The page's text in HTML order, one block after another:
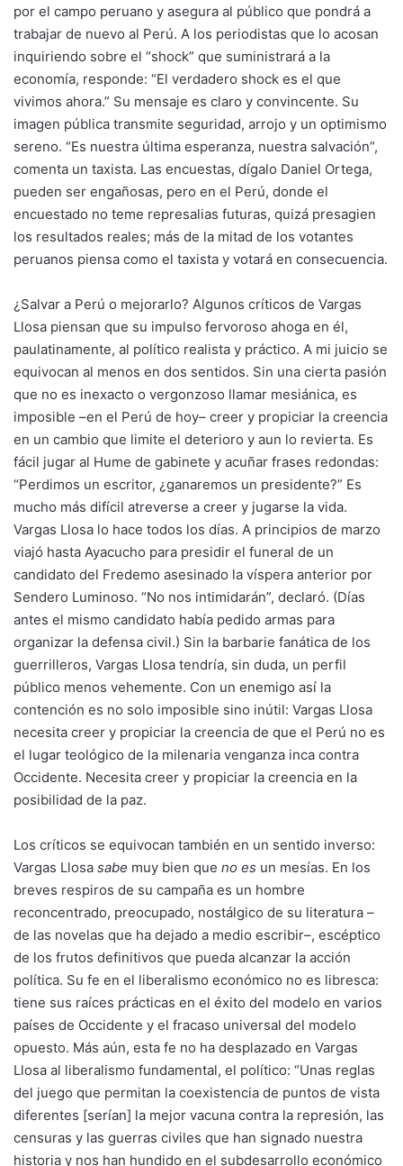
por el campo peruano y asegura al público que pondrá a
trabajar de nuevo al Perú. A los periodistas que lo acosan
inquiriendo sobre el “shock” que suministrará a la
economía, responde: “El verdadero shock es el que
vivimos ahora.” Su mensaje es claro y convincente. Su
imagen pública transmite seguridad, arrojo y un optimismo
sereno. “Es nuestra última esperanza, nuestra salvación”,
comenta un taxista. Las encuestas, dígalo Daniel Ortega,
pueden ser engañosas, pero en el Perú, donde el
encuestado no teme represalias futuras, quizá presagien
los resultados reales; más de la mitad de los votantes
peruanos piensa como el taxista y votará en consecuencia.
¿Salvar a Perú o mejorarlo? Algunos críticos de Vargas
Llosa piensan que su impulso fervoroso ahoga en él,
paulatinamente, al político realista y práctico. A mi juicio se
equivocan al menos en dos sentidos. Sin una cierta pasión
que no es inexacto o vergonzoso llamar mesiánica, es
imposible –en el Perú de hoy– creer y propiciar la creencia
en un cambio que limite el deterioro y aun lo revierta. Es
fácil jugar al Hume de gabinete y acuñar frases redondas:
“Perdimos un escritor, ¿ganaremos un presidente?” Es
mucho más difícil atreverse a creer y jugarse la vida.
Vargas Llosa lo hace todos los días. A principios de marzo
viajó hasta Ayacucho para presidir el funeral de un
candidato del Fredemo asesinado la víspera anterior por
Sendero Luminoso. “No nos intimidarán”, declaró. (Días
antes el mismo candidato había pedido armas para
organizar la defensa civil.) Sin la barbarie fanática de los
guerrilleros, Vargas Llosa tendría, sin duda, un perfil
público menos vehemente. Con un enemigo así la
contención es no solo imposible sino inútil: Vargas Llosa
necesita creer y propiciar la creencia de que el Perú no es
el lugar teológico de la milenaria venganza inca contra
Occidente. Necesita creer y propiciar la creencia en la
posibilidad de la paz.
Los críticos se equivocan también en un sentido inverso:
Vargas Llosa sabe muy bien que no es un mesías. En los
breves respiros de su campaña es un hombre
reconcentrado, preocupado, nostálgico de su literatura –
de las novelas que ha dejado a medio escribir–, escéptico
de los frutos definitivos que pueda alcanzar la acción
política. Su fe en el liberalismo económico no es libresca:
tiene sus raíces prácticas en el éxito del modelo en varios
países de Occidente y el fracaso universal del modelo
opuesto. Más aún, esta fe no ha desplazado en Vargas
Llosa al liberalismo fundamental, el político: “Unas reglas
del juego que permitan la coexistencia de puntos de vista
diferentes [serían] la mejor vacuna contra la represión, las
censuras y las guerras civiles que han signado nuestra
historia y nos han hundido en el subdesarrollo económico